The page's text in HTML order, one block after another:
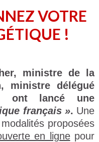
VOTRE
!
ministre de la
ministre délégué
ont lancé une
français ». Une
proposées
en lignepour